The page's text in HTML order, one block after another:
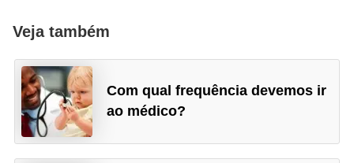
Veja também
Com qual frequência devemos ir
ao médico?